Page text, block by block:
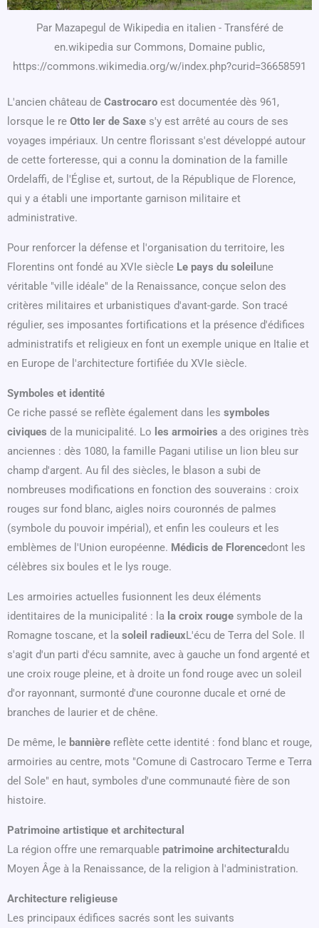
Par Mazapegul de Wikipedia en italien - Transféré de
en.wikipedia sur Commons, Domaine public,
https://commons.wikimedia.org/w/index.php?curid=36658591
L'ancien château de Castrocaro est documentée dès 961,
lorsque le re Otto Ier de Saxe s'y est arrêté au cours de ses
voyages impériaux. Un centre florissant s'est développé autour
de cette forteresse, qui a connu la domination de la famille
Ordelaffi, de l'Église et, surtout, de la République de Florence,
qui y a établi une importante garnison militaire et
administrative.
Pour renforcer la défense et l'organisation du territoire, les
Florentins ont fondé au XVIe siècle Le pays du soleil une
véritable "ville idéale" de la Renaissance, conçue selon des
critères militaires et urbanistiques d'avant-garde. Son tracé
régulier, ses imposantes fortifications et la présence d'édifices
administratifs et religieux en font un exemple unique en Italie et
en Europe de l'architecture fortifiée du XVIe siècle.
Symboles et identité
Ce riche passé se reflète également dans les symboles
civiques de la municipalité. Lo les armoiries a des origines très
anciennes : dès 1080, la famille Pagani utilise un lion bleu sur
champ d'argent. Au fil des siècles, le blason a subi de
nombreuses modifications en fonction des souverains : croix
rouges sur fond blanc, aigles noirs couronnés de palmes
(symbole du pouvoir impérial), et enfin les couleurs et les
emblèmes de l'Union européenne. Médicis de Florencedont les
célèbres six boules et le lys rouge.
Les armoiries actuelles fusionnent les deux éléments
identitaires de la municipalité : la la croix rouge symbole de la
Romagne toscane, et la soleil radieuxL'écu de Terra del Sole. Il
s'agit d'un parti d'écu samnite, avec à gauche un fond argenté et
une croix rouge pleine, et à droite un fond rouge avec un soleil
d'or rayonnant, surmonté d'une couronne ducale et orné de
branches de laurier et de chêne.
De même, le bannière reflète cette identité : fond blanc et rouge,
armoiries au centre, mots "Comune di Castrocaro Terme e Terra
del Sole" en haut, symboles d'une communauté fière de son
histoire.
Patrimoine artistique et architectural
La région offre une remarquable patrimoine architectural du
Moyen Âge à la Renaissance, de la religion à l'administration.
Architecture religieuse
Les principaux édifices sacrés sont les suivants